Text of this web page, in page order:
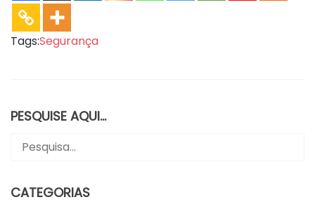
Tags:Segurança
PESQUISE AQUI…
CATEGORIAS